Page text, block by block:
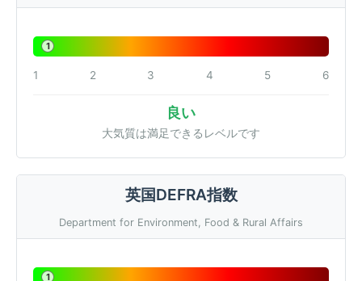
1
1 2 3 4 5 6
良い
大気質は満足できるレベルです
英国DEFRA指数
Department for Environment, Food & Rural Affairs
1